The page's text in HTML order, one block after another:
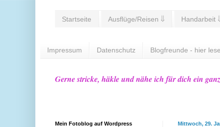
Startseite Ausflüge/Reisen ⇓ Handarbeit
Impressum Datenschutz Blogfreunde - hier
Gerne stricke, häkle und nähe ich für dich ein
Mittwoch, 29.
Mein Fotoblog auf Wordpress